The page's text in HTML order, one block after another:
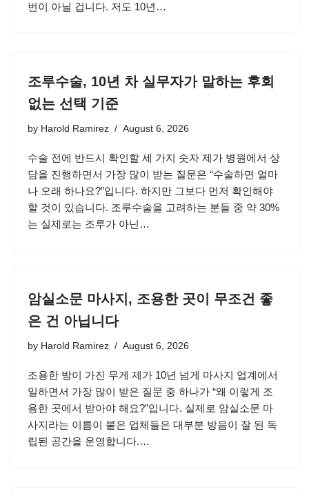
번이 아닐 겁니다. 저도 10년…
조루수술, 10년 차 실무자가 말하는 후회
없는 선택 기준
by Harold Ramirez August 6, 2026
수술 전에 반드시 확인할 세 가지 숫자 제가 병원에서 상
담을 진행하면서 가장 많이 받는 질문은 “수술하면 얼마
나 오래 하나요?”입니다. 하지만 그보다 먼저 확인해야
할 것이 있습니다. 조루수술을 고려하는 분들 중 약 30%
는 실제로는 조루가 아닌…
암실소문 마사지, 조용한 곳이 무조건 좋
은 건 아닙니다
by Harold Ramirez August 6, 2026
조용한 방이 가진 무게 제가 10년 넘게 마사지 업계에서
일하면서 가장 많이 받은 질문 중 하나가 “왜 이렇게 조
용한 곳에서 받아야 해요?”입니다. 실제로 암실소문 마
사지라는 이름이 붙은 업체들은 대부분 방음이 잘 된 독
립된 공간을 운영합니다.…